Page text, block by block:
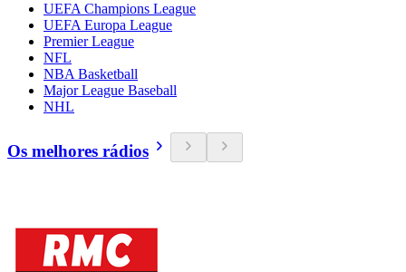
UEFA Champions League
UEFA Europa League
Premier League
NFL
NBA Basketball
Major League Baseball
NHL
Os melhores rádios